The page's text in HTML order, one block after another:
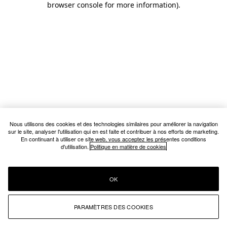
browser console for more information).
Nous utilisons des cookies et des technologies similaires pour améliorer la navigation
sur le site, analyser l'utilisation qui en est faite et contribuer à nos efforts de marketing.
En continuant à utiliser ce site web, vous acceptez les présentes conditions
d'utilisation. Politique en matière de cookies
PARAMÈTRES DES COOKIES
OK